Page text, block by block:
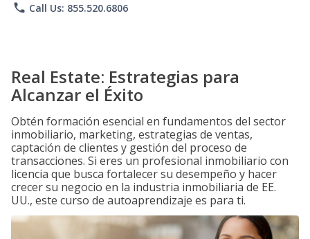
phone Call Us: 855.520.6806
Real Estate: Estrategias para
Alcanzar el Éxito
Obtén formación esencial en fundamentos del sector
inmobiliario, marketing, estrategias de ventas,
captación de clientes y gestión del proceso de
transacciones. Si eres un profesional inmobiliario con
licencia que busca fortalecer su desempeño y hacer
crecer su negocio en la industria inmobiliaria de EE.
UU., este curso de autoaprendizaje es para ti.